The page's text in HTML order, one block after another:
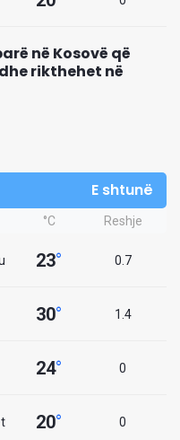
në Kosovë që
rikthehet në
E shtunë
°C Reshje
23° 0.7
30° 1.4
24° 0
20° 0